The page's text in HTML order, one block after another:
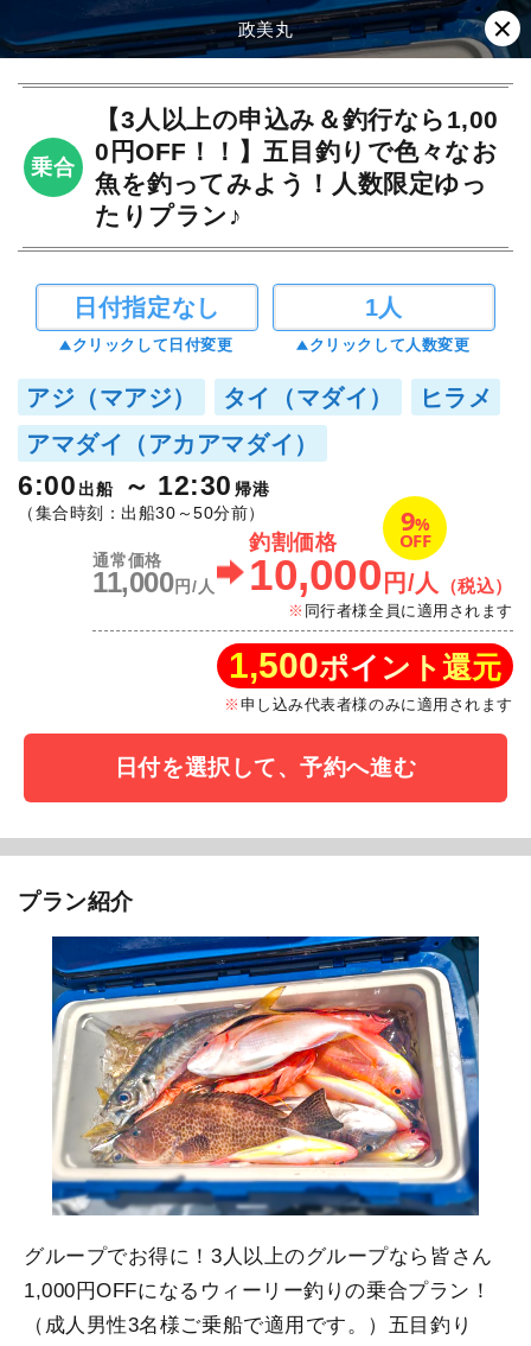
政美丸
乗合
【3人以上の申込み＆釣行なら1,00
0円OFF！！】五目釣りで色々なお
魚を釣ってみよう！人数限定ゆっ
たりプラン♪
日付指定なし
クリックして日付変更
1人
クリックして人数変更
アジ（マアジ） タイ（マダイ）
ヒラメ
アマダイ（アカアマダイ）
6:00 出船 12:30 帰港
（集合時刻：出船30～50分前）
通常価格
11,000 円/人
釣割価格
10,000 円/人 （税込）
9%
OFF
同行者様全員に適用されます
1,500ポイント還元
申し込み代表者様のみに適用されます
日付を選択して、予約へ進む
プラン紹介
グループでお得に！3人以上のグループなら皆さん
1,000円OFFになるウィーリー釣りの乗合プラン！
（成人男性3名様ご乗船で適用です。）五目釣り